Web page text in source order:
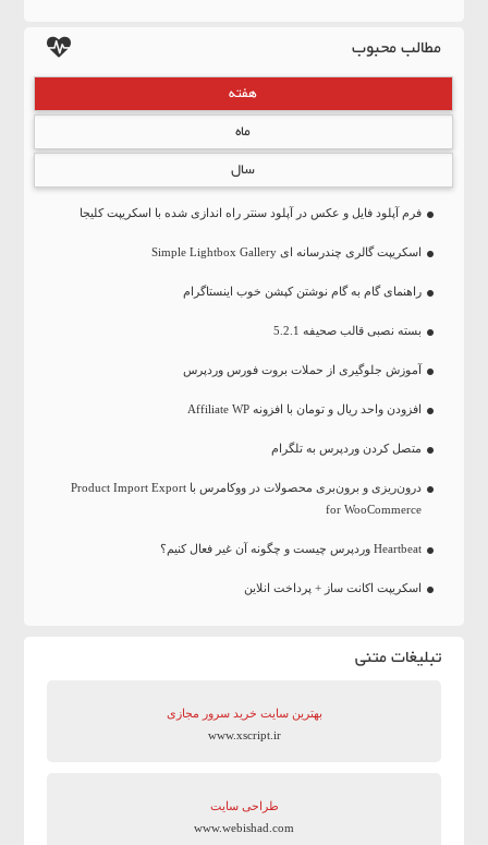
مطالب محبوب
هفته
ماه
سال
فرم آپلود فایل و عکس در آپلود سنتر راه اندازی شده با اسکریپت کلیجا
اسکریپت گالری چندرسانه ای Simple Lightbox Gallery
راهنمای گام به گام نوشتن کپشن خوب اینستاگرام
بسته نصبی قالب صحیفه 5.2.1
آموزش جلوگیری از حملات بروت فورس وردپرس
افزودن واحد ریال و تومان با افزونه Affiliate WP
متصل کردن وردپرس به تلگرام
درون‌ریزی و برون‌بری محصولات در ووکامرس با Product Import Export
for WooCommerce
Heartbeat وردپرس چیست و چگونه آن غیر فعال کنیم؟
اسکریپت اکانت ساز + پرداخت انلاین
تبلیغات متنی
بهترین سایت‌ خرید سرور مجازی
www.xscript.ir
طراحی سایت
www.webishad.com